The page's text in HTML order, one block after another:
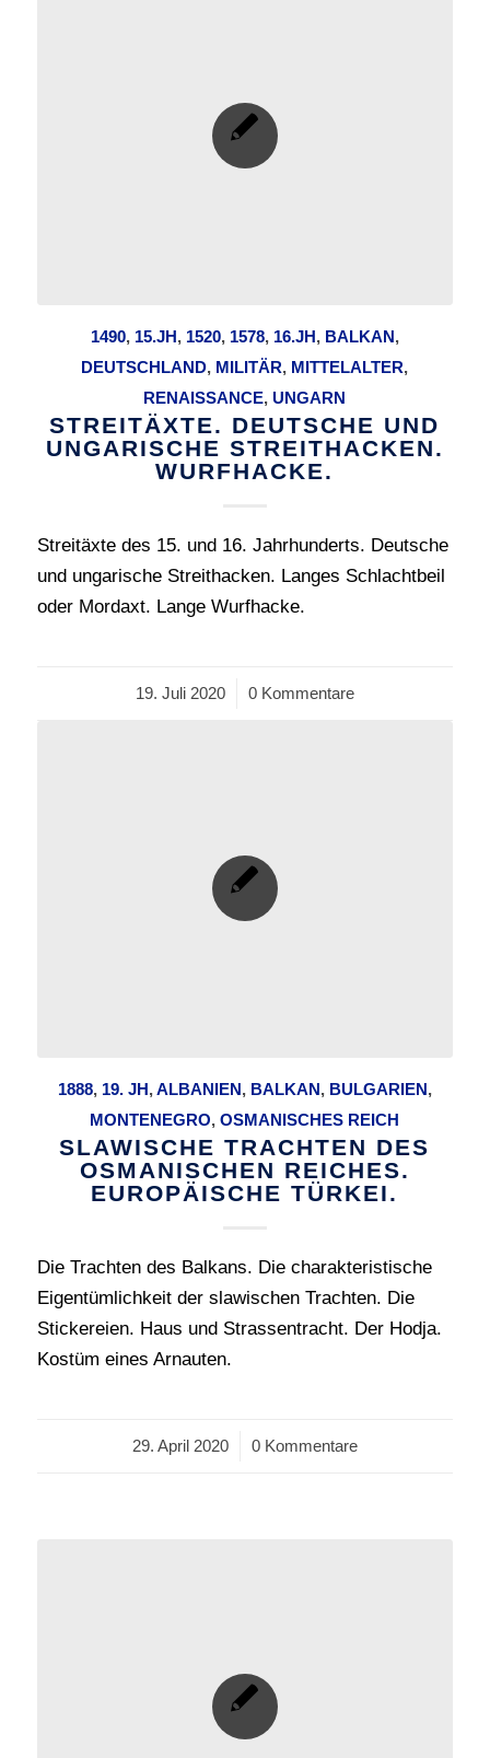
1490, 15.JH, 1520, 1578, 16.JH, BALKAN,
DEUTSCHLAND, MILITÄR, MITTELALTER,
RENAISSANCE,UNGARN
STREITÄXTE. DEUTSCHE UND
UNGARISCHE STREITHACKEN.
WURFHACKE.
Streitäxte des 15. und 16. Jahrhunderts. Deutsche
und ungarische Streithacken. Langes Schlachtbeil
oder Mordaxt. Lange Wurfhacke.
19. Juli 2020
/ 0 Kommentare
1888, 19. JH,ALBANIEN, BALKAN, BULGARIEN,
MONTENEGRO,OSMANISCHES REICH
SLAWISCHE TRACHTEN DES
OSMANISCHEN REICHES.
EUROPÄISCHE TÜRKEI.
Die Trachten des Balkans. Die charakteristische
Eigentümlichkeit der slawischen Trachten. Die
Stickereien. Haus und Strassentracht. Der Hodja.
Kostüm eines Arnauten.
29. April 2020
/ 0 Kommentare